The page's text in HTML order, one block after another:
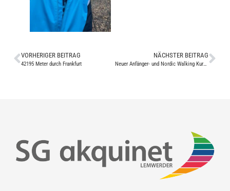
VORHERIGER BEITRAG
42195 Meter durch Frankfurt
NÄCHSTER BEITRAG
Neuer Anfänger- und Nordic Walking Kurs der SG akquinet Lemwerder